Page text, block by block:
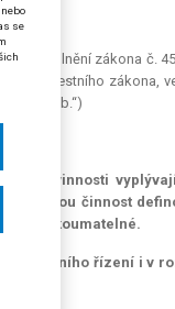
a o doplnění zákona č.
Sb., trestního zákona,
1994 Sb.“)
a povinnosti
jakou činnost
nepřezkoumatelné.
správního řízení i v
se